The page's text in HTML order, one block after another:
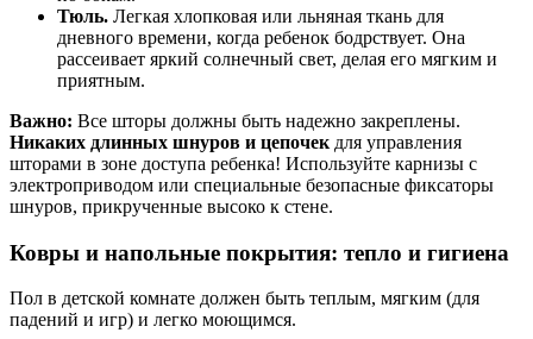
Тюль. Легкая хлопковая или льняная ткань для
дневного времени, когда ребенок бодрствует. Она
рассеивает яркий солнечный свет, делая его мягким и
приятным.
Важно: Все шторы должны быть надежно закреплены.
Никаких длинных шнуров и цепочек для управления
шторами в зоне доступа ребенка! Используйте карнизы с
электроприводом или специальные безопасные фиксаторы
шнуров, прикрученные высоко к стене.
Ковры и напольные покрытия: тепло и гигиена
Пол в детской комнате должен быть теплым, мягким (для
падений и игр) и легко моющимся.